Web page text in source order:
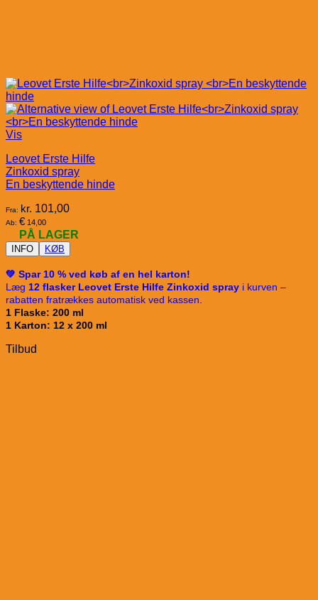
Vis
Leovet Erste Hilfe
Zinkoxid spray
En beskyttende hinde
Fra: kr. 101,00
Ab: € 14,00
PÅ LAGER
INFO KØB
💚 Spar 10 % ved køb af en hel karton!
Læg 12 flasker Leovet Erste Hilfe Zinkoxid spray i kurven –
rabatten fratrækkes automatisk ved kassen.
1 Flaske: 200 ml
1 Karton: 12 x 200 ml
Tilbud